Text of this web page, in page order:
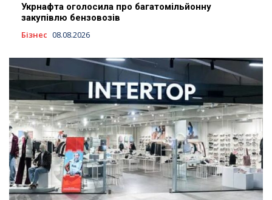
Укрнафта оголосила про багатомільйонну
закупівлю бензовозів
Бізнес 08.08.2026